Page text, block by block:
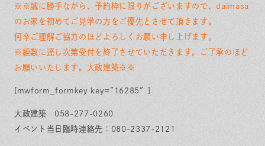
※※誠に勝手ながら、予約枠に限りがございますので、daimasa
のお家を初めてご見学の方をご優先とさせて頂きます。
何卒ご理解ご協力のほどよろしくお願い申し上げます。
※組数に達し次第受付を終了させていただきます。ご了承のほど
お願いいたします。大政建築※※
[mwform_formkey key=”16285″]
大政建築 058-277-0260
イベント当日臨時連絡先：080-2337-2121